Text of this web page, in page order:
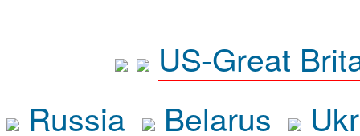
US-Great
Russia
Belarus